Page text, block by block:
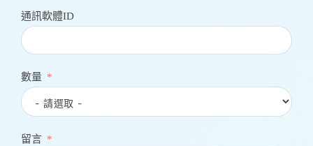
通訊軟體ID
數量
留言